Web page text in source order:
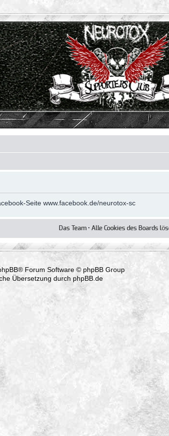
Seite www.facebook.de/neurotox-sc
Das Team• Alle Cookies des Boards
® Forum Software © phpBB Group
Übersetzung durch phpBB.de